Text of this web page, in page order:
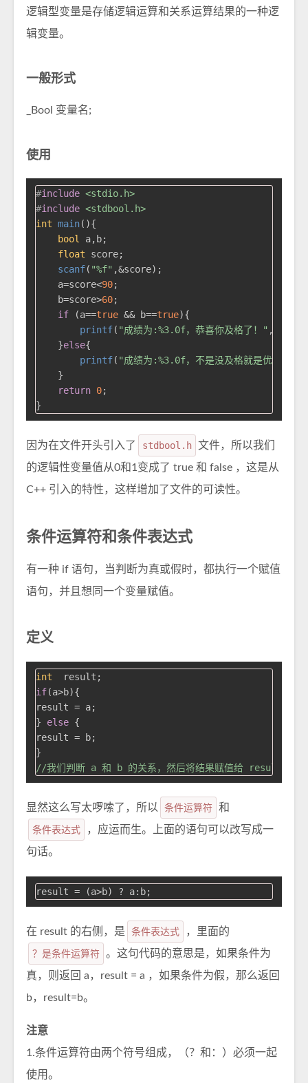
逻辑型变量是存储逻辑运算和关系运算结果的一种逻
辑变量。
一般形式
_Bool 变量名;
使用
#include <stdio.h>
#include <stdbool.h>
int main(){
bool
a,b;
float score;
scanf( "%f" ,&score);
    a=score<
90;
    b=score>
60;
if (a==true && b==true){
printf( "成绩为:%3.0f，恭喜你及格了！"
    }
else{
printf( "成绩为:%3.0f，不是没及格就是优秀！"
    }
return 0;
因为在文件开头引入了 stdbool.h 文件，所以我们
的逻辑性变量值从0和1变成了 true 和 false ，这是从
C++ 引入的特性，这样增加了文件的可读性。
条件运算符和条件表达式
有一种 if 语句，当判断为真或假时，都执行一个赋值
语句，并且想同一个变量赋值。
定义
int
if(a>b){
result = a;
} else {
result = b;
//我们判断 a 和 b 的关系，然后将结果赋值给 result
显然这么写太啰嗦了，所以 条件运算符 和
条件表达式
，应运而生。上面的语句可以改写成一
句话。
在 result 的右侧，是 条件表达式
，里面的
？是条件运算符 。这句代码的意思是，如果条件为
真，则返回 a，result = a ，如果条件为假，那么返回
b，result=b。
注意
1.条件运算符由两个符号组成，（？和：）必须一起
使用。